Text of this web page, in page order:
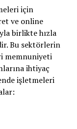
için
ve online
birlikte hızla
Bu sektörlerin
memnuniyeti
ihtiyaç
işletmeleri